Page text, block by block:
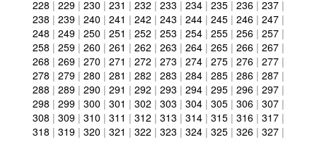
228 | 229 | 230 | 231 | 232 | 233 | 234 | 235 | 236 | 237 |
238 | 239 | 240 | 241 | 242 | 243 | 244 | 245 | 246 | 247 |
248 | 249 | 250 | 251 | 252 | 253 | 254 | 255 | 256 | 257 |
258 | 259 | 260 | 261 | 262 | 263 | 264 | 265 | 266 | 267 |
268 | 269 | 270 | 271 | 272 | 273 | 274 | 275 | 276 | 277 |
278 | 279 | 280 | 281 | 282 | 283 | 284 | 285 | 286 | 287 |
288 | 289 | 290 | 291 | 292 | 293 | 294 | 295 | 296 | 297 |
298 | 299 | 300 | 301 | 302 | 303 | 304 | 305 | 306 | 307 |
308 | 309 | 310 | 311 | 312 | 313 | 314 | 315 | 316 | 317 |
318 | 319 | 320 | 321 | 322 | 323 | 324 | 325 | 326 | 327 |